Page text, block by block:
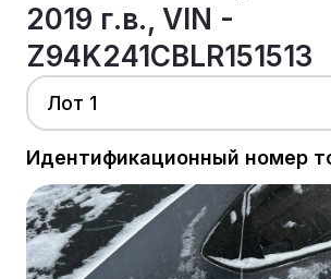
2019 г.в., VIN -
Z94K241CBLR151513
Лот 1
Идентификационный номер